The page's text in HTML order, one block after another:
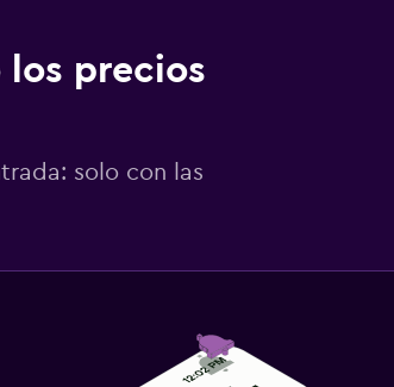
precios
solo con las